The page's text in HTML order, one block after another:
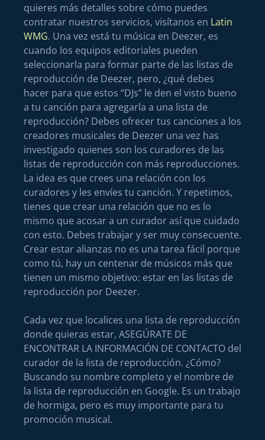
quieres más detalles sobre cómo puedes
contratar nuestros servicios, visítanos en Latin
WMG. Una vez está tu música en Deezer, es
cuando los equipos editoriales pueden
seleccionarla para formar parte de las listas de
reproducción de Deezer, pero, ¿qué debes
hacer para que estos “DJs” le den el visto bueno
a tu canción para agregarla a una lista de
reproducción? Debes ofrecer tus canciones a los
creadores musicales de Deezer una vez has
investigado quienes son los curadores de las
listas de reproducción con más reproducciones.
La idea es que crees una relación con los
curadores y les envíes tu canción. Y repetimos,
tienes que crear una relación que no es lo
mismo que acosar a un curador así que cuidado
con esto. Debes trabajar y ser muy consecuente.
Crear estar alianzas no es una tarea fácil porque
como tú, hay un centenar de músicos más que
tienen un mismo objetivo: estar en las listas de
reproducción por Deezer.
Cada vez que localices una lista de reproducción
donde quieras estar, ASEGÚRATE DE
ENCONTRAR LA INFORMACIÓN DE CONTACTO del
curador de la lista de reproducción. ¿Cómo?
Buscando su nombre completo y el nombre de
la lista de reproducción en Google. Es un trabajo
de hormiga, pero es muy importante para tu
promoción musical.